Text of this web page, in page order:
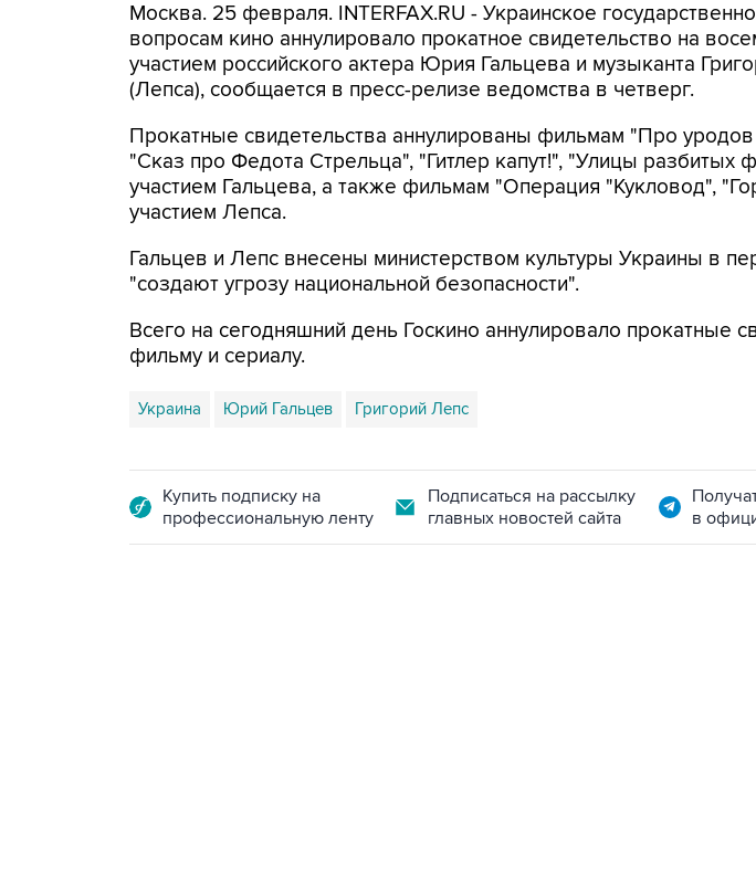
Москва. 25 февраля. INTERFAX.RU - Украинское
вопросам кино аннулировало прокатное свидетельство на
участием российского актера Юрия Гальцева и музыканта
(Лепса), сообщается в пресс-релизе ведомства в четверг.
Прокатные свидетельства аннулированы фильмам "Про
"Сказ про Федота Стрельца", "Гитлер капут!", "Улицы разбитых
участием Гальцева, а также фильмам "Операция "Кукловод",
участием Лепса.
Гальцев и Лепс внесены министерством культуры Украины в
"создают угрозу национальной безопасности".
Всего на сегодняшний день Госкино аннулировало прокатные
фильму и сериалу.
Украина Юрий Гальцев Григорий Лепс
Купить подписку на
профессиональную ленту
Подписаться на рассылку
главных новостей сайта
в